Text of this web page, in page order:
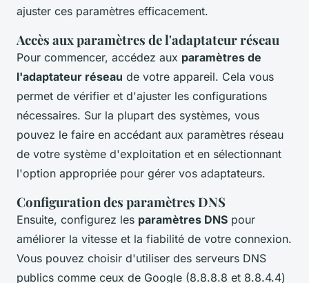
ajuster ces paramètres efficacement.
Accès aux paramètres de l'adaptateur réseau
Pour commencer, accédez aux paramètres de
l'adaptateur réseau de votre appareil. Cela vous
permet de vérifier et d'ajuster les configurations
nécessaires. Sur la plupart des systèmes, vous
pouvez le faire en accédant aux paramètres réseau
de votre système d'exploitation et en sélectionnant
l'option appropriée pour gérer vos adaptateurs.
Configuration des paramètres DNS
Ensuite, configurez les paramètres DNS pour
améliorer la vitesse et la fiabilité de votre connexion.
Vous pouvez choisir d'utiliser des serveurs DNS
publics comme ceux de Google (8.8.8.8 et 8.8.4.4)